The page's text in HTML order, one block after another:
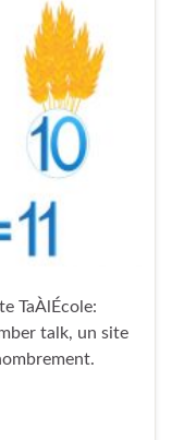
TaÀlÉcole:
talk, un site